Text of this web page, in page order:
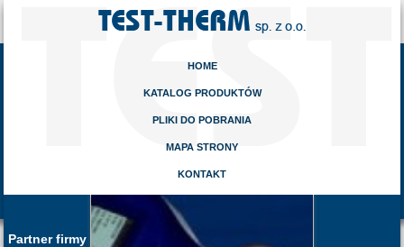
HOME
KATALOG PRODUKTÓW
PLIKI DO POBRANIA
MAPA STRONY
KONTAKT
Partner firmy